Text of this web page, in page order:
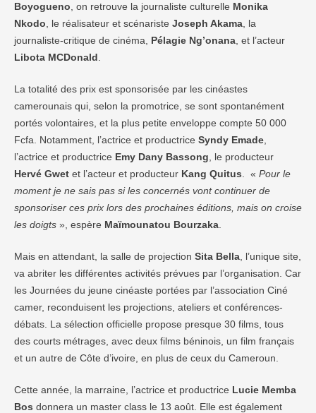
Boyogueno , on retrouve la journaliste culturelle Monika
Nkodo , le réalisateur et scénariste Joseph Akama , la
journaliste-critique de cinéma, Pélagie Ng’onana , et l’acteur
Libota MCDonald
La totalité des prix est sponsorisée par les cinéastes
camerounais qui, selon la promotrice, se sont spontanément
portés volontaires, et la plus petite enveloppe compte 50 000
Fcfa. Notamment, l’actrice et productrice Syndy Emade
l’actrice et productrice Emy Dany Bassong , le producteur
Hervé Gwet et l’acteur et producteur Kang Quitus . « Pour le
moment je ne sais pas si les concernés vont continuer de
sponsoriser ces prix lors des prochaines éditions, mais on croise
les doigts », espère Maïmounatou Bourzaka
Mais en attendant, la salle de projection Sita Bella , l’unique site,
va abriter les différentes activités prévues par l’organisation. Car
les Journées du jeune cinéaste portées par l’association Ciné
camer, reconduisent les projections, ateliers et conférences-
débats. La sélection officielle propose presque 30 films, tous
des courts métrages, avec deux films béninois, un film français
et un autre de Côte d’ivoire, en plus de ceux du Cameroun.
Cette année, la marraine, l’actrice et productrice Lucie Memba
Bos donnera un master class le 13 août. Elle est également